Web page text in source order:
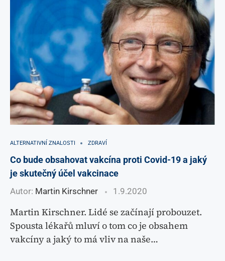
ALTERNATIVNÍ ZNALOSTI ZDRAVÍ
Co bude obsahovat vakcína proti Covid-19 a jaký
je skutečný účel vakcinace
Autor: Martin Kirschner 1.9.2020
Martin Kirschner. Lidé se začínají probouzet.
Spousta lékařů mluví o tom co je obsahem
vakcíny a jaký to má vliv na naše…